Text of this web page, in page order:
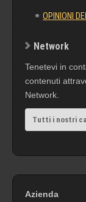
OPINIONI
Network
Tenetevi in
contenuti
Network.
Tutti i nostri
Azienda